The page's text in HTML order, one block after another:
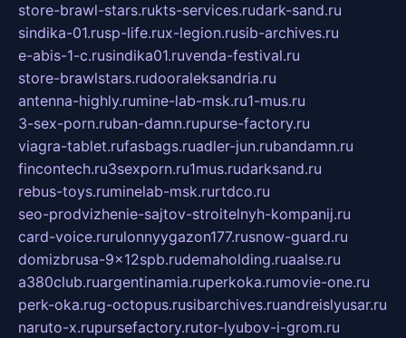
store-brawl-stars.rukts-services.rudark-sand.ru
sindika-01.rusp-life.rux-legion.rusib-archives.ru
e-abis-1-c.rusindika01.ruvenda-festival.ru
store-brawlstars.rudooraleksandria.ru
antenna-highly.rumine-lab-msk.ru1-mus.ru
3-sex-porn.ruban-damn.rupurse-factory.ru
viagra-tablet.rufasbags.ruadler-jun.rubandamn.ru
fincontech.ru3sexporn.ru1mus.rudarksand.ru
rebus-toys.ruminelab-msk.rurtdco.ru
seo-prodvizhenie-sajtov-stroitelnyh-kompanij.ru
card-voice.rurulonnyygazon177.rusnow-guard.ru
domizbrusa-9x12spb.rudemaholding.ruaalse.ru
a380club.ruargentinamia.ruperkoka.rumovie-one.ru
perk-oka.rug-octopus.rusibarchives.ruandreislyusar.ru
naruto-x.rupursefactory.rutor-lyubov-i-grom.ru